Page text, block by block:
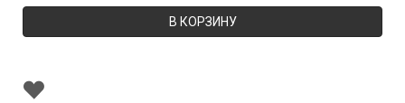
В КОРЗИНУ